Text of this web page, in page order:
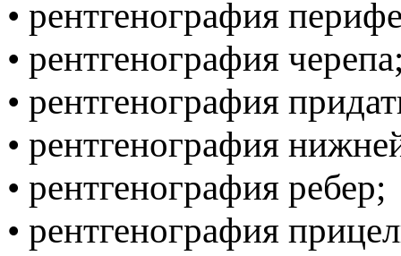
• рентгенография
• рентгенография
• рентгенография
• рентгенография
• рентгенография ребер;
• рентгенография